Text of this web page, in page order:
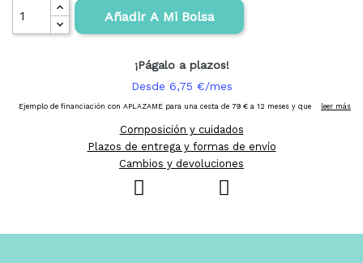
Añadir A Mi Bolsa
Composición y cuidados
Plazos de entrega y formas de envío
Cambios y devoluciones